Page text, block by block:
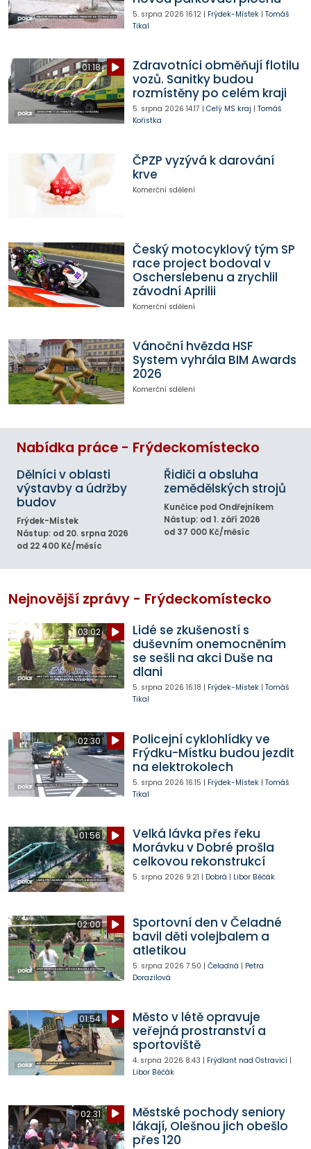
5. srpna 2026 16:12| Frýdek-Místek| Tomáš
Tikal
01:18
Zdravotníci obměňují flotilu
vozů. Sanitky budou
rozmístěny po celém kraji
5. srpna 2026 14:17 | Celý MS kraj | Tomáš
Kořistka
ČPZP vyzývá k darování
krve
Komerční sdělení
Český motocyklový tým SP
race project bodoval v
Oscherslebenu a zrychlil
závodní Aprilii
Komerční sdělení
Vánoční hvězda HSF
System vyhrála BIM Awards
2026
Komerční sdělení
Nabídka práce - Frýdeckomístecko
Dělníci v oblasti
výstavby a údržby
budov
Frýdek-Místek
Nástup: od 20. srpna 2026
od 22 400 Kč/měsíc
Řidiči a obsluha
zemědělských strojů
Kunčice pod Ondřejníkem
Nástup: od 1. září 2026
od 37 000 Kč/měsíc
Nejnovější zprávy - Frýdeckomístecko
03:02
Lidé se zkušeností s
duševním onemocněním
se sešli na akci Duše na
dlani
5. srpna 2026 16:18 | Frýdek-Místek| Tomáš
Tikal
02:30
Policejní cyklohlídky ve
Frýdku-Místku budou jezdit
na elektrokolech
5. srpna 2026 16:15 | Frýdek-Místek| Tomáš
Tikal
01:56
Velká lávka přes řeku
Morávku v Dobré prošla
celkovou rekonstrukcí
5. srpna 2026 9:21 | Dobrá | Libor Běčák
02:00
Sportovní den v Čeladné
bavil děti volejbalem a
atletikou
5. srpna 2026 7:50 | Čeladná | Petra
Dorazilová
01:54
Město v létě opravuje
veřejná prostranství a
sportoviště
4. srpna 2026 8:43 | Frýdlant nad Ostravicí|
Libor Běčák
02:31
Městské pochody seniory
lákají, Olešnou jich obešlo
přes 120